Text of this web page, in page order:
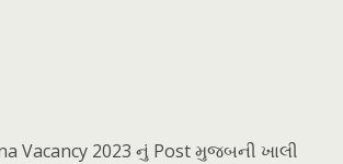
Vacancy 2023 નું Post મુજબની ખાલી